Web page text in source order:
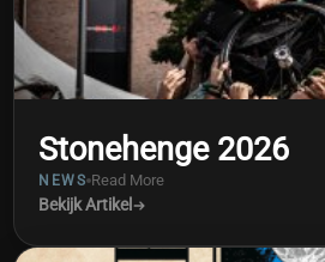
Stonehenge 2026
NEWS Read More
Bekijk Artikel